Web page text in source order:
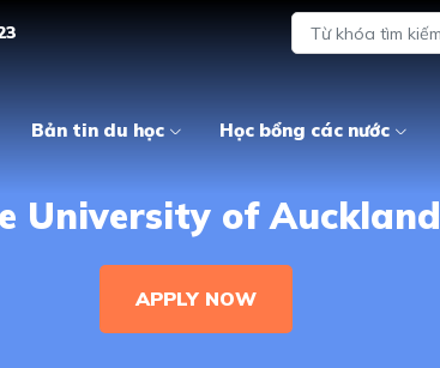
Bản tin du học Học bổng các nước
University of Auckland
APPLY NOW